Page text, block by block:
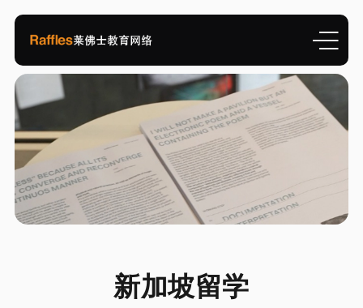
新加坡留学